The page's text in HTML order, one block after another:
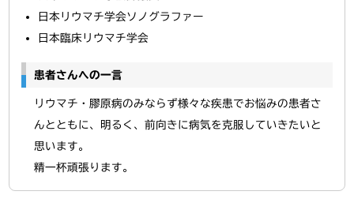
日本リウマチ学会ソノグラファー
日本臨床リウマチ学会
患者さんへの一言
リウマチ・膠原病のみならず様々な疾患でお悩みの患者さ
んとともに、明るく、前向きに病気を克服していきたいと
思います。
精一杯頑張ります。